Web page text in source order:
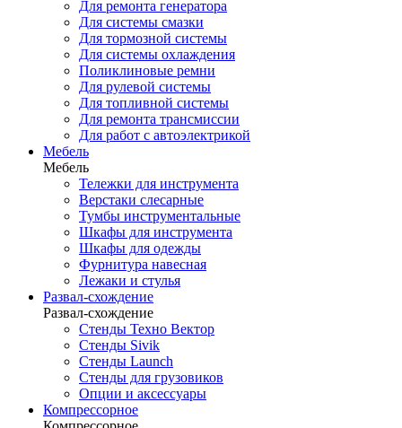
Для ремонта генератора
Для системы смазки
Для тормозной системы
Для системы охлаждения
Поликлиновые ремни
Для рулевой системы
Для топливной системы
Для ремонта трансмиссии
Для работ с автоэлектрикой
Мебель
Мебель
Тележки для инструмента
Верстаки слесарные
Тумбы инструментальные
Шкафы для инструмента
Шкафы для одежды
Фурнитура навесная
Лежаки и стулья
Развал-схождение
Развал-схождение
Стенды Техно Вектор
Стенды Sivik
Стенды Launch
Стенды для грузовиков
Опции и аксессуары
Компрессорное